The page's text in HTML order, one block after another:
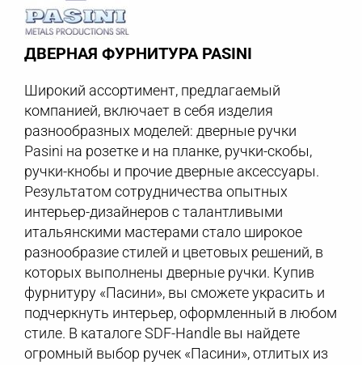
ДВЕРНАЯ ФУРНИТУРА PASINI
Широкий ассортимент, предлагаемый
компанией, включает в себя изделия
разнообразных моделей: дверные ручки
Pasini на розетке и на планке, ручки-скобы,
ручки-кнобы и прочие дверные аксессуары.
Результатом сотрудничества опытных
интерьер-дизайнеров с талантливыми
итальянскими мастерами стало широкое
разнообразие стилей и цветовых решений, в
которых выполнены дверные ручки. Купив
фурнитуру «Пасини», вы сможете украсить и
подчеркнуть интерьер, оформленный в любом
стиле. В каталоге SDF-Handle вы найдете
огромный выбор ручек «Пасини», отлитых из